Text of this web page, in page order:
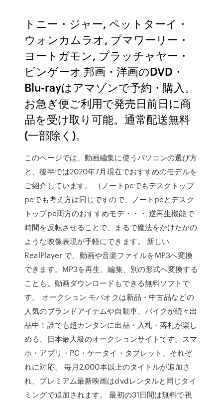
トニー・ジャー, ペットターイ・
ウォンカムラオ, プマワーリー・
ヨートガモン, プラッチャヤー・
ピンゲーオ 邦画・洋画のDVD・
Blu-rayはアマゾンで予約・購入。
お急ぎ便ご利用で発売日前日に商
品を受け取り可能。通常配送無料
(一部除く)。
このページでは、動画編集に使うパソコンの選び方
と、後半では2020年7月現在でおすすめのモデルを
ご紹介しています。 （ノートpcでもデスクトップ
pcでも考え方は同じですので、ノートpcとデスク
トップpc両方のおすすめモデ・・・ 逆再生機能で
時間を反転させることで、まるで魔法をかけたかの
ような映像表現が手軽にできます。 新しい
RealPlayer で、動画や音楽ファイルをMP3へ変換
できます。MP3を再生、編集、別の形式へ変換する
ことも。動画ダウンロードもできる無料ソフトで
す。 オークション モバオクは新品・中古品などの
人気のブランドアイテムや自動車、バイクが続々出
品中！誰でも超カンタンに出品・入札・落札が楽し
める、日本最大級のオークションサイトです。スマ
ホ・アプリ・PC・ケータイ・タブレット、それぞ
れに対応。 毎月2,000本以上のタイトルが追加さ
れ、プレミアム最新映画はdvdレンタルと同じタイ
ミングで追加されます。 最初の31日間は無料で視